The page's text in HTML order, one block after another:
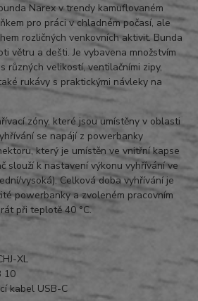
Narex v trendy kamuflovaném
pro práci v chladném počasí, ale
rozličných venkovních aktivit. Bunda
větru a dešti. Je vybavena množstvím
různých velikostí, ventilačními zipy,
rukávy s praktickými návleky na
zóny, které jsou umístěny v oblasti
se napájí z powerbanky
který je umístěn ve vnitřní kapse
slouží k nastavení výkonu vyhřívání ve
vysoká). Celková doba vyhřívání je
powerbanky a zvoleném pracovním
při teplotě 40 °C.
XL
10
kabel USB-C